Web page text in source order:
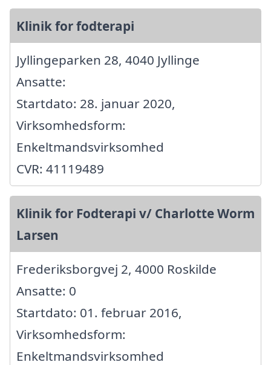
Klinik for fodterapi
Jyllingeparken 28, 4040 Jyllinge
Ansatte:
Startdato: 28. januar 2020,
Virksomhedsform:
Enkeltmandsvirksomhed
CVR: 41119489
Klinik for Fodterapi v/ Charlotte Worm
Larsen
Frederiksborgvej 2, 4000 Roskilde
Ansatte: 0
Startdato: 01. februar 2016,
Virksomhedsform:
Enkeltmandsvirksomhed